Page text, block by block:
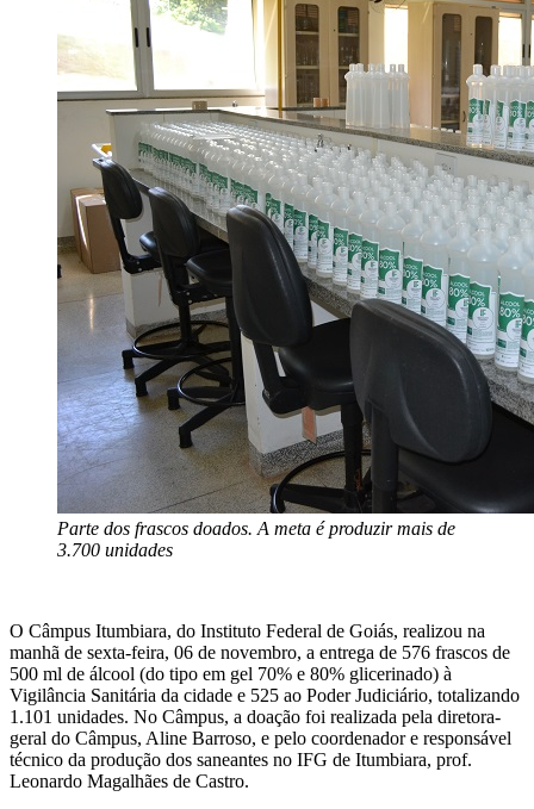
Parte dos frascos doados. A meta é produzir mais de
3.700 unidades
O Câmpus Itumbiara, do Instituto Federal de Goiás, realizou na
manhã de sexta-feira, 06 de novembro, a entrega de 576 frascos de
500 ml de álcool (do tipo em gel 70% e 80% glicerinado) à
Vigilância Sanitária da cidade e 525 ao Poder Judiciário, totalizando
1.101 unidades. No Câmpus, a doação foi realizada pela diretora-
geral do Câmpus, Aline Barroso, e pelo coordenador e responsável
técnico da produção dos saneantes no IFG de Itumbiara, prof.
Leonardo Magalhães de Castro.